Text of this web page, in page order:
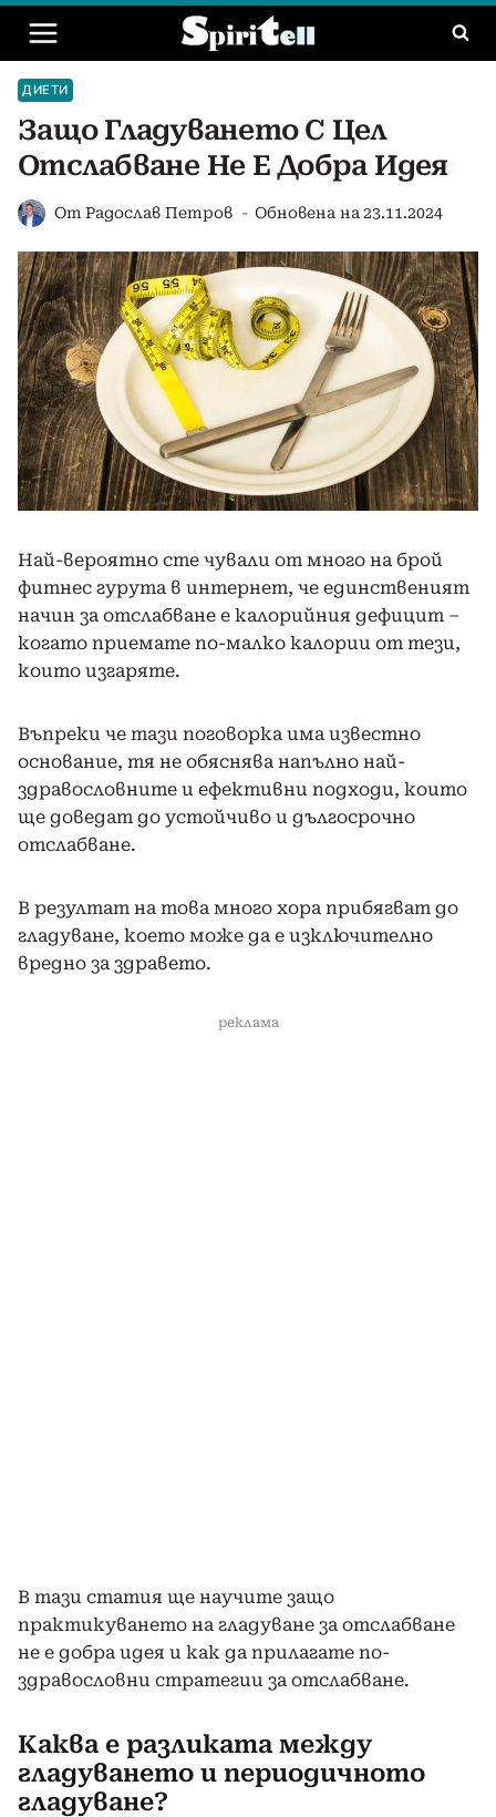
Към
съдържанието
ДИЕТИ
Защо Гладуването С Цел
Отслабване Не Е Добра Идея
От Радослав Петров Обновена на 23.11.2024
Най-вероятно сте чували от много на брой
фитнес гурута в интернет, че единственият
начин за отслабване е калорийния дефицит –
когато приемате по-малко калории от тези,
които изгаряте.
Въпреки че тази поговорка има известно
основание, тя не обяснява напълно най-
здравословните и ефективни подходи, които
ще доведат до устойчиво и дългосрочно
отслабване.
В резултат на това много хора прибягват до
гладуване, което може да е изключително
вредно за здравето.
реклама
В тази статия ще научите защо
практикуването на гладуване за отслабване
не е добра идея и как да прилагате по-
здравословни стратегии за отслабване.
Каква е разликата между
гладуването и периодичното
гладуване?